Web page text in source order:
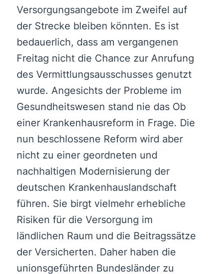
Versorgungsangebote im Zweifel auf
der Strecke bleiben könnten. Es ist
bedauerlich, dass am vergangenen
Freitag nicht die Chance zur Anrufung
des Vermittlungsausschusses genutzt
wurde. Angesichts der Probleme im
Gesundheitswesen stand nie das Ob
einer Krankenhausreform in Frage. Die
nun beschlossene Reform wird aber
nicht zu einer geordneten und
nachhaltigen Modernisierung der
deutschen Krankenhauslandschaft
führen. Sie birgt vielmehr erhebliche
Risiken für die Versorgung im
ländlichen Raum und die Beitragssätze
der Versicherten. Daher haben die
unionsgeführten Bundesländer zu